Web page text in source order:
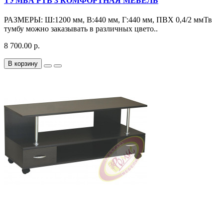
РАЗМЕРЫ: Ш:1200 мм, В:440 мм, Г:440 мм, ПВХ 0,4/2 ммТв
тумбу можно заказывать в различных цвето..
8 700.00 р.
В корзину